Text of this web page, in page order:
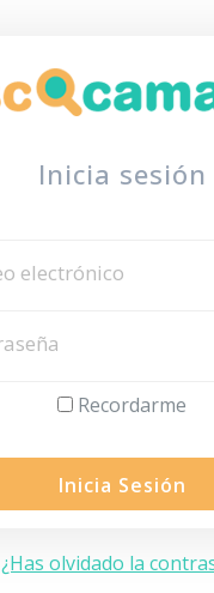
Inicia sesión
Recordarme
Inicia Sesión
¿Has olvidado la